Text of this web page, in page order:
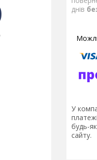
днів
У
будь-
сайту.